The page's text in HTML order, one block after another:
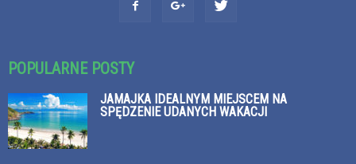
POPULARNE POSTY
JAMAJKA IDEALNYM MIEJSCEM NA
SPĘDZENIE UDANYCH WAKACJI